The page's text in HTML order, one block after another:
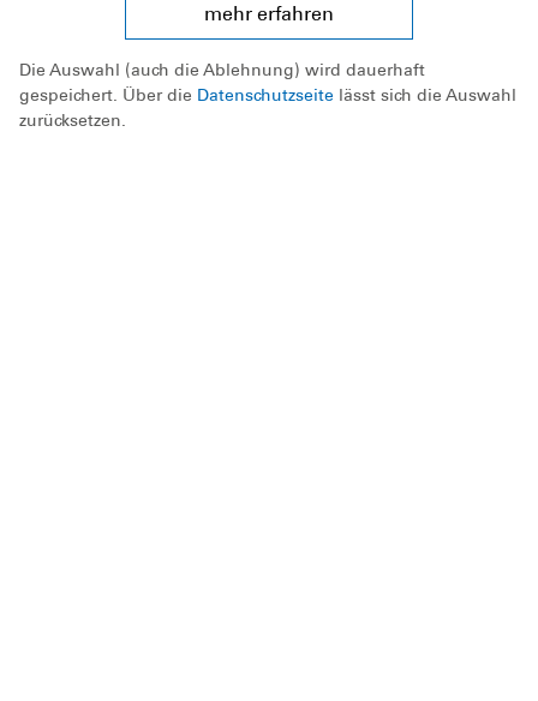
mehr erfahren
Die Auswahl (auch die Ablehnung) wird dauerhaft
gespeichert. Über die Datenschutzseite lässt sich die Auswahl
zurücksetzen.